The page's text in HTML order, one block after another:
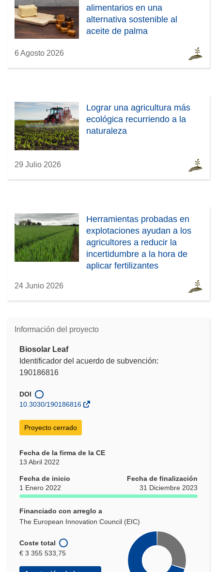
alimentarios en una
alternativa sostenible al
aceite de palma
6 Agosto 2026
Lograr una agricultura más
ecológica recurriendo a la
naturaleza
29 Julio 2026
Herramientas probadas en
explotaciones ayudan a los
agricultores a reducir la
incertidumbre a la hora de
aplicar fertilizantes
24 Junio 2026
Información del proyecto
Biosolar Leaf
Identificador del acuerdo de subvención:
190186816
DOI
10.3030/190186816
Proyecto cerrado
Fecha de la firma de la CE
13 Abril 2022
Fecha de inicio
1 Enero 2022
Fecha de finalización
31 Diciembre 2023
Financiado con arreglo a
The European Innovation Council (EIC)
Coste total
€ 3 355 533,75